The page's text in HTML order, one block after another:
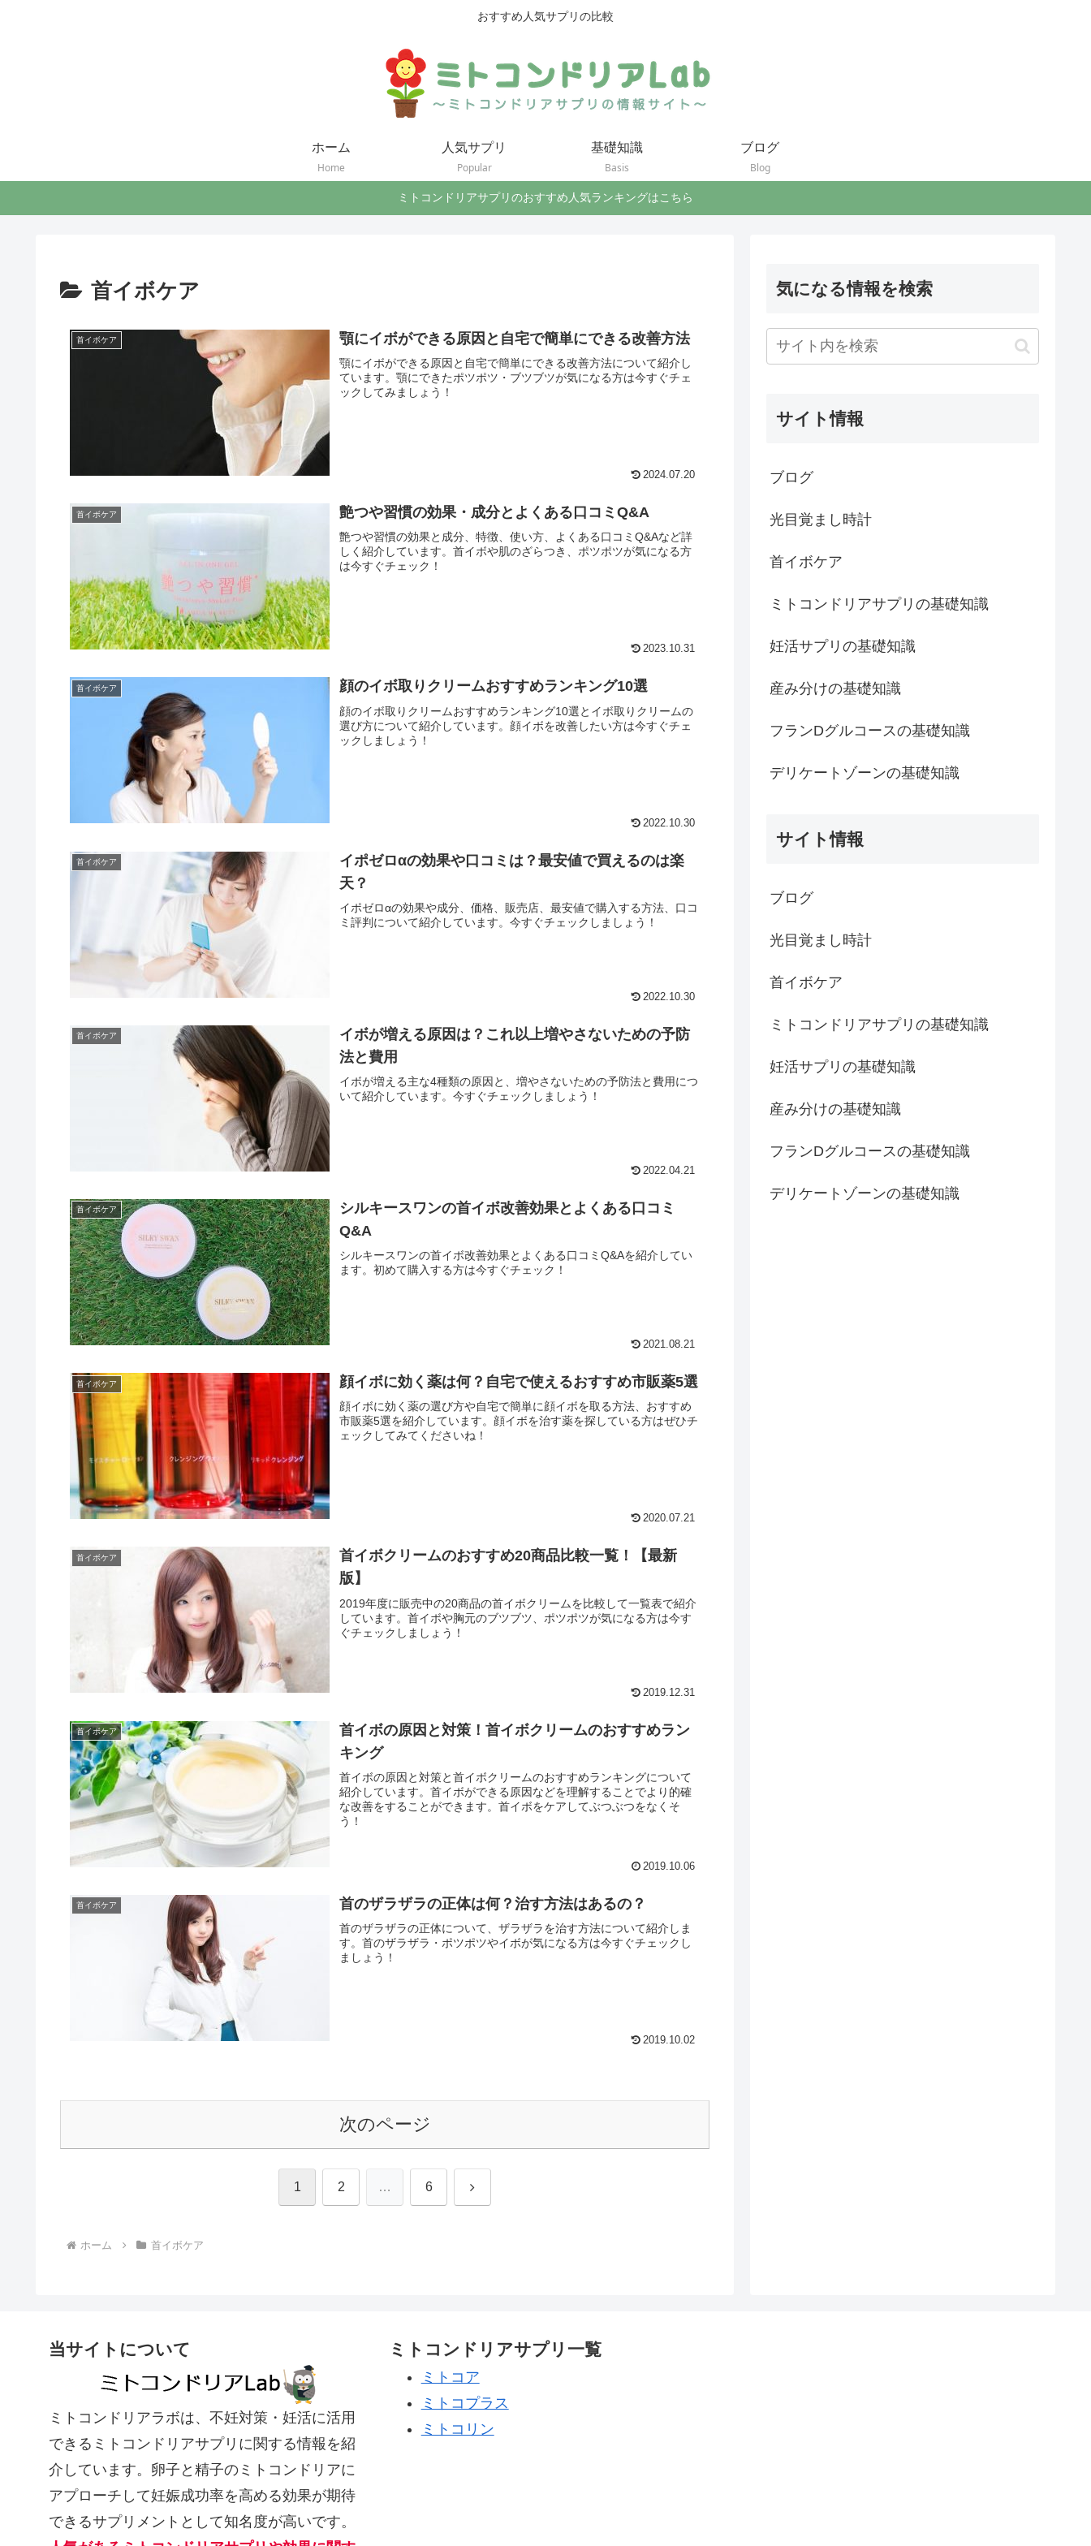
おすすめ人気サプリの比較
ホーム
Home
人気サプリ
Popular
基礎知識
Basis
ブログ
Blog
ミトコンドリアサプリのおすすめ人気ランキングはこちら
首イボケア
首イボケア 顎にイボができる原因と自宅で簡単にできる改善方法
顎にイボができる原因と自宅で簡単にできる改善方法について紹介し
ています。顎にできたポツポツ・ブツブツが気になる方は今すぐチェ
ックしてみましょう！
2024.07.20
首イボケア 艶つや習慣の効果・成分とよくある口コミQ&A
艶つや習慣の効果と成分、特徴、使い方、よくある口コミQ&Aなど詳
しく紹介しています。首イボや肌のざらつき、ポツポツが気になる方
は今すぐチェック！
2023.10.31
首イボケア 顔のイボ取りクリームおすすめランキング10選
顔のイボ取りクリームおすすめランキング10選とイボ取りクリームの
選び方について紹介しています。顔イボを改善したい方は今すぐチェ
ックしましょう！
2022.10.30
首イボケア
イポゼロαの効果や口コミは？最安値で買えるのは楽
天？
イポゼロαの効果や成分、価格、販売店、最安値で購入する方法、口コ
ミ評判について紹介しています。今すぐチェックしましょう！
2022.10.30
首イボケア
イボが増える原因は？これ以上増やさないための予防
法と費用
イボが増える主な4種類の原因と、増やさないための予防法と費用につ
いて紹介しています。今すぐチェックしましょう！
2022.04.21
首イボケア
シルキースワンの首イボ改善効果とよくある口コミ
Q&A
シルキースワンの首イボ改善効果とよくある口コミQ&Aを紹介してい
ます。初めて購入する方は今すぐチェック！
2021.08.21
首イボケア 顔イボに効く薬は何？自宅で使えるおすすめ市販薬5選
顔イボに効く薬の選び方や自宅で簡単に顔イボを取る方法、おすすめ
市販薬5選を紹介しています。顔イボを治す薬を探している方はぜひチ
ェックしてみてくださいね！
2020.07.21
首イボケア
首イボクリームのおすすめ20商品比較一覧！【最新
版】
2019年度に販売中の20商品の首イボクリームを比較して一覧表で紹介
しています。首イボや胸元のブツブツ、ポツポツが気になる方は今す
ぐチェックしましょう！
2019.12.31
首イボケア
首イボの原因と対策！首イボクリームのおすすめラン
キング
首イボの原因と対策と首イボクリームのおすすめランキングについて
紹介しています。首イボができる原因などを理解することでより的確
な改善をすることができます。首イボをケアしてぶつぶつをなくそ
う！
2019.10.06
首イボケア 首のザラザラの正体は何？治す方法はあるの？
首のザラザラの正体について、ザラザラを治す方法について紹介しま
す。首のザラザラ・ポツポツやイボが気になる方は今すぐチェックし
ましょう！
2019.10.02
次のページ
1 2 … 6 次
ホーム 首イボケア
気になる情報を検索
サイト情報
ブログ
光目覚まし時計
首イボケア
ミトコンドリアサプリの基礎知識
妊活サプリの基礎知識
産み分けの基礎知識
フランDグルコースの基礎知識
デリケートゾーンの基礎知識
サイト情報
ブログ
光目覚まし時計
首イボケア
ミトコンドリアサプリの基礎知識
妊活サプリの基礎知識
産み分けの基礎知識
フランDグルコースの基礎知識
デリケートゾーンの基礎知識
当サイトについて
ミトコンドリアラボは、不妊対策・妊活に活用
できるミトコンドリアサプリに関する情報を紹
介しています。卵子と精子のミトコンドリアに
アプローチして妊娠成功率を高める効果が期待
できるサプリメントとして知名度が高いです。
ミトコンドリアサプリ一覧
ミトコア
ミトコプラス
ミトコリン